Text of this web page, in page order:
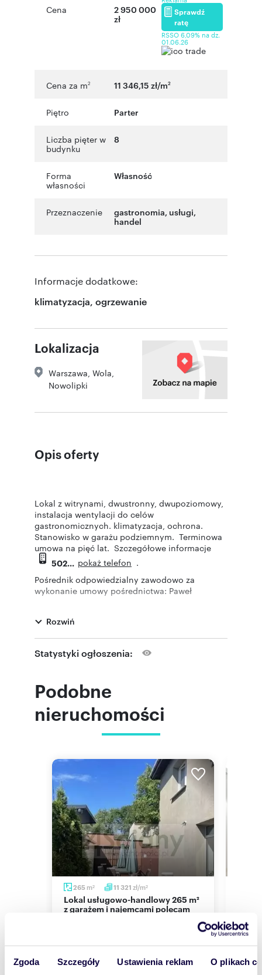
Zgoda Szczegóły Ustawienia reklam O plikach
Cena
2 950 000
zł
Sprawdź
ratę
RSSO 6,09% na dz.
01.06.26
Cena za m2 11 346,15 zł/m2
Piętro Parter
Liczba pięter w
budynku
8
Forma
własności
Własność
Przeznaczenie gastronomia, usługi,
handel
Informacje dodatkowe:
klimatyzacja, ogrzewanie
Lokalizacja
Warszawa Wola,
Nowolipki
Opis oferty
Lokal z witrynami, dwustronny, dwupoziomowy,
instalacja wentylacji do celów
gastronomicznych. klimatyzacja, ochrona.
Stanowisko w garażu podziemnym. Terminowa
umowa na pięć lat. Szczegółowe informacje
502 pokaż telefon .
Pośrednik odpowiedzialny zawodowo za
wykonanie umowy pośrednictwa: Paweł
Oferta wysłana z systemu Galactica Virgo
Rozwiń
Statystyki ogłoszenia:
Podobne
nieruchomości
265 m2 11 321 zł/m2
Lokal usługowo-handlowy 265 m²
z garażem i najemcami polecam
3
lokal